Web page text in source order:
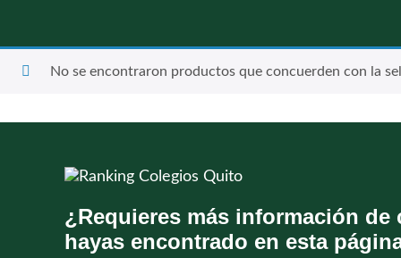
No se encontraron productos que concuerden con la
¿Requieres más información de
hayas encontrado en esta